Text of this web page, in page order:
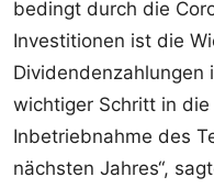
bedingt durch die
Investitionen ist die
Dividendenzahlungen
wichtiger Schritt in
Inbetriebnahme des
nächsten Jahres“,